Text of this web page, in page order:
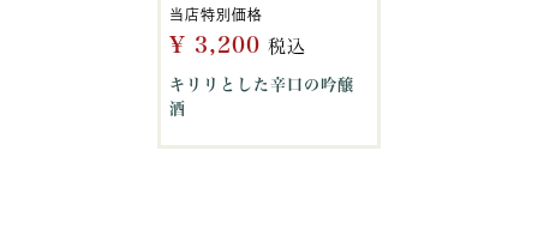
当店特別価格
¥ 3,200 税込
キリリとした辛口の吟醸
酒